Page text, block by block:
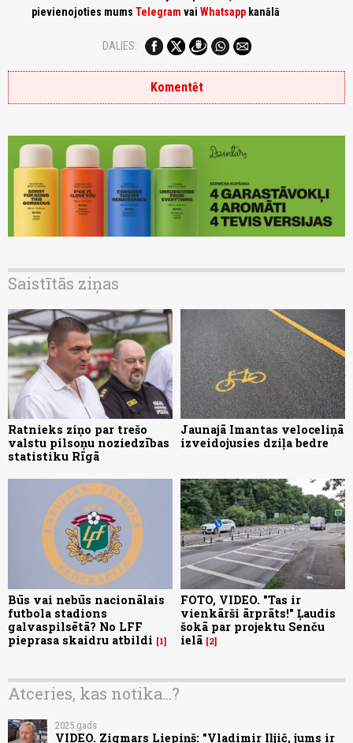
pievienojoties mums Telegram vai Whatsapp kanālā
DALIES:
Komentēt
Saistītās ziņas
Ratnieks ziņo par trešo
valstu pilsoņu noziedzības
statistiku Rīgā
Jaunajā Imantas veloceliņā
izveidojusies dziļa bedre
Būs vai nebūs nacionālais
futbola stadions
galvaspilsētā? No LFF
pieprasa skaidru atbildi
1
FOTO, VIDEO. "Tas ir
vienkārši ārprāts!" Ļaudis
šokā par projektu Senču
ielā 2
Atceries, kas notika...?
2025.gads
VIDEO. Zigmars Liepiņš: "Vladimir Iļjič, jums ir